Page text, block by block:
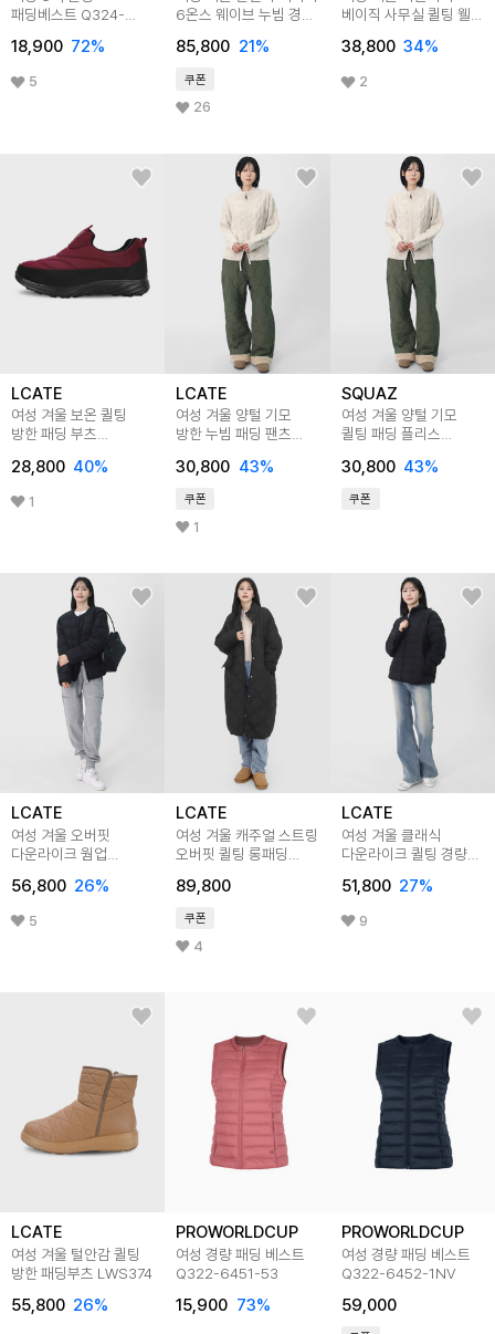
패딩베스트 Q324-
18,900 72%
5
6온스 웨이브 누빔 경량
85,800 21 %
쿠폰
26
베이직 사무실 퀼팅 웰론
38,800 34%
2
LCATE
여성 겨울 보온 퀼팅
방한 패딩 부츠
28,800 40%
1
LCATE
여성 겨울 양털 기모
방한 누빔 패딩 팬츠
30,800 43%
쿠폰
1
SQUAZ
여성 겨울 양털 기모
퀼팅 패딩 플리스
30,800 43%
쿠폰
LCATE
여성 겨울 오버핏
다운라이크 웜업
56,800 26%
5
LCATE
여성 겨울 캐주얼 스트링
오버핏 퀼팅 롱패딩
89,800
쿠폰
4
LCATE
여성 겨울 클래식
다운라이크 퀼팅 경량
51,800 27%
9
LCATE
여성 겨울 털안감 퀼팅
방한 패딩부츠 LWS374
55,800 26%
PROWORLDCUP
여성 경량 패딩 베스트
Q322-6451-53
15,900 73%
PROWORLDCUP
여성 경량 패딩 베스트
Q322-6452-1NV
59,000